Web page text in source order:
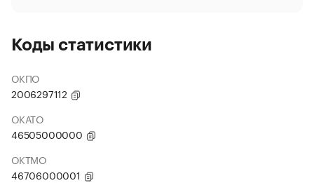
Коды статистики
ОКПО
2006297112
ОКАТО
46505000000
ОКТМО
46706000001